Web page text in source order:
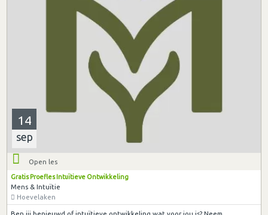
14
sep
Open les
Gratis Proefles Intuïtieve Ontwikkeling
Mens & Intuïtie
Hoevelaken
Ben jij benieuwd of intuïtieve ontwikkeling wat voor jou is? Neem